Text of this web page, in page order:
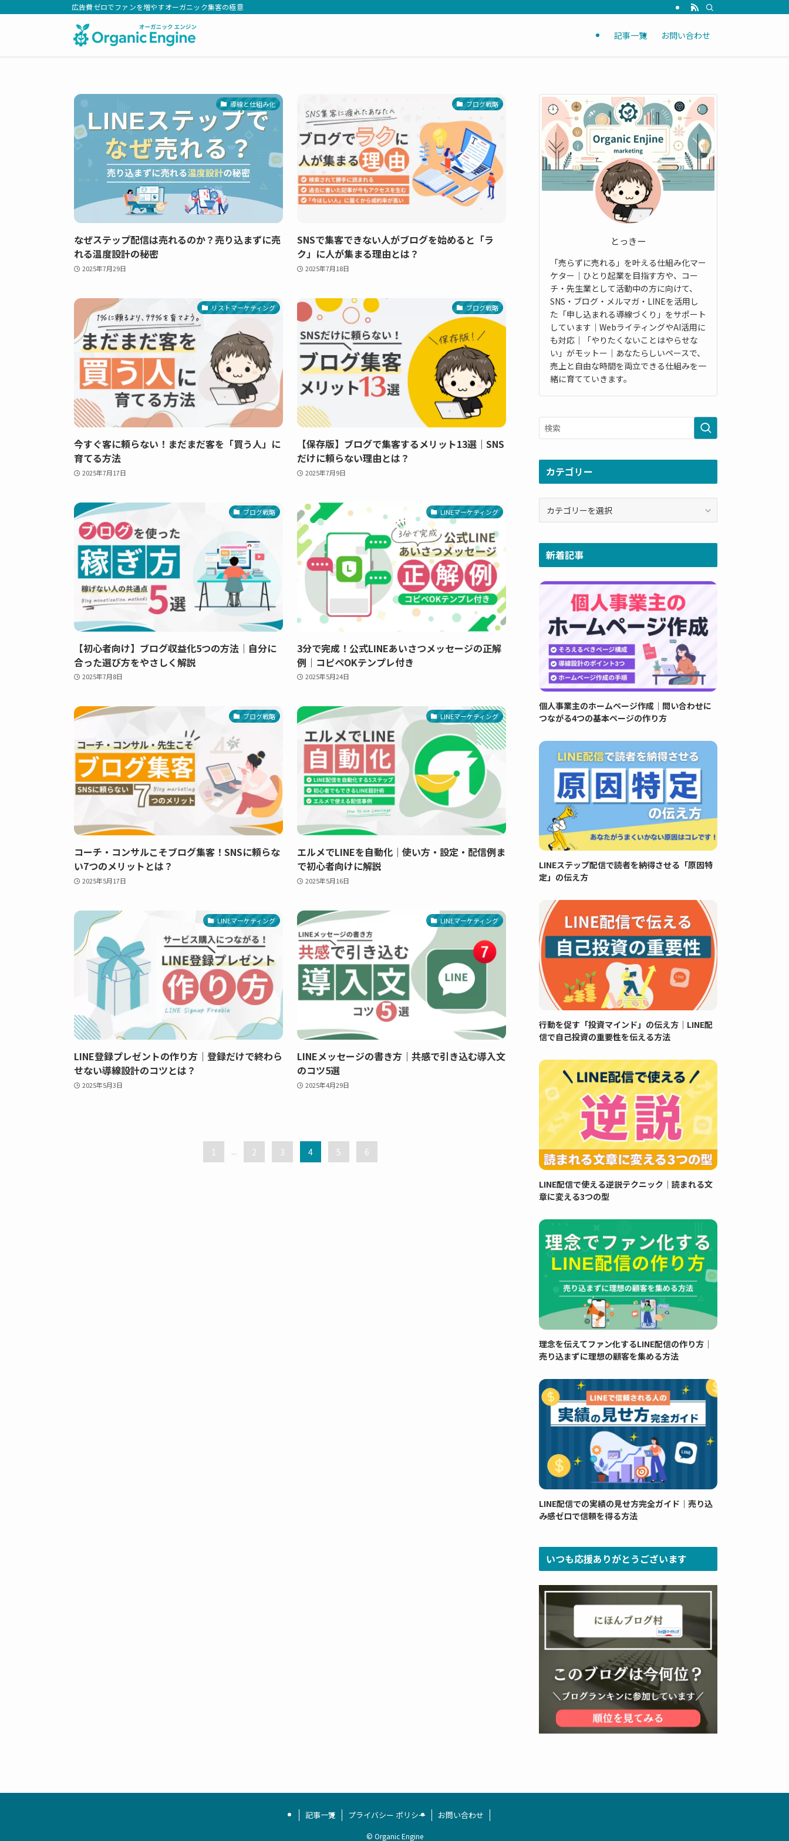
広告費ゼロでファンを増やすオーガニック集客の極意
記事一覧 お問い合わせ
導線と仕組み化
なぜステップ配信は売れるのか？売り込まずに売
れる温度設計の秘密
2025年7月29日
ブログ戦略
SNSで集客できない人がブログを始めると「ラ
ク」に人が集まる理由とは？
2025年7月18日
リストマーケティング
今すぐ客に頼らない！まだまだ客を「買う人」に
育てる方法
2025年7月17日
ブログ戦略
【保存版】ブログで集客するメリット13選｜SNS
だけに頼らない理由とは？
2025年7月9日
ブログ戦略
【初心者向け】ブログ収益化5つの方法｜自分に
合った選び方をやさしく解説
2025年7月8日
LINEマーケティング
3分で完成！公式LINEあいさつメッセージの正解
例｜コピペOKテンプレ付き
2025年5月24日
ブログ戦略
コーチ・コンサルこそブログ集客！SNSに頼らな
い7つのメリットとは？
2025年5月17日
LINEマーケティング
エルメでLINEを自動化｜使い方・設定・配信例ま
で初心者向けに解説
2025年5月16日
LINEマーケティング
LINE登録プレゼントの作り方｜登録だけで終わら
せない導線設計のコツとは？
2025年5月3日
LINEマーケティング
LINEメッセージの書き方｜共感で引き込む導入文
のコツ5選
2025年4月29日
1 ... 2 3 4 5 6
とっきー
「売らずに売れる」を叶える仕組み化マー
ケター｜ひとり起業を目指す方や、コー
チ・先生業として活動中の方に向けて、
SNS・ブログ・メルマガ・LINEを活用し
た「申し込まれる導線づくり」をサポート
しています｜WebライティングやAI活用に
も対応｜「やりたくないことはやらせな
い」がモットー｜あなたらしいペースで、
売上と自由な時間を両立できる仕組みを一
緒に育てていきます。
カテゴリー
リ
ー新着記事
個人事業主のホームページ作成｜問い合わせに
つながる4つの基本ページの作り方
LINEステップ配信で読者を納得させる「原因特
定」の伝え方
行動を促す「投資マインド」の伝え方｜LINE配
信で自己投資の重要性を伝える方法
LINE配信で使える逆説テクニック｜読まれる文
章に変える3つの型
理念を伝えてファン化するLINE配信の作り方｜
売り込まずに理想の顧客を集める方法
LINE配信での実績の見せ方完全ガイド｜売り込
み感ゼロで信頼を得る方法
いつも応援ありがとうございます
記事一覧 プライバシー ポリシー お問い合わせ
© Organic Engine